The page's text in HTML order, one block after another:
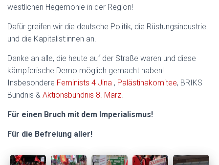
westlichen Hegemonie in der Region!
Dafür greifen wir die deutsche Politik, die Rüstungsindustrie
und die Kapitalist:innen an.
Danke an alle, die heute auf der Straße waren und diese
kämpferische Demo möglich gemacht haben!
Insbesondere Feminists 4 Jina , Palästinakomitee, BRIKS
Bündnis & Aktionsbündnis 8. März.
Für einen Bruch mit dem Imperialismus!
Für die Befreiung aller!